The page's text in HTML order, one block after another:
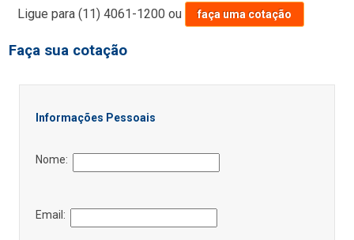
Ligue para(11) 4061-1200 ou faça uma cotação
Faça sua cotação
Informações Pessoais
Nome:
Email: